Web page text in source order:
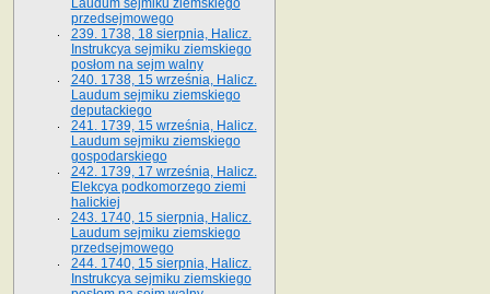
Laudum sejmiku ziemskiego
przedsejmowego
239. 1738, 18 sierpnia, Halicz.
Instrukcya sejmiku ziemskiego
posłom na sejm walny
240. 1738, 15 września, Halicz.
Laudum sejmiku ziemskiego
deputackiego
241. 1739, 15 września, Halicz.
Laudum sejmiku ziemskiego
gospodarskiego
242. 1739, 17 września, Halicz.
Elekcya podkomorzego ziemi
halickiej
243. 1740, 15 sierpnia, Halicz.
Laudum sejmiku ziemskiego
przedsejmowego
244. 1740, 15 sierpnia, Halicz.
Instrukcya sejmiku ziemskiego